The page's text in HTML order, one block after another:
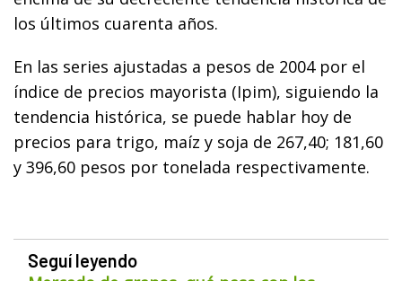
los últimos cuarenta años.
En las series ajustadas a pesos de 2004 por el
índice de precios mayorista (Ipim), siguiendo la
tendencia histórica, se puede hablar hoy de
precios para trigo, maíz y soja de 267,40; 181,60
y 396,60 pesos por tonelada respectivamente.
Seguí leyendo